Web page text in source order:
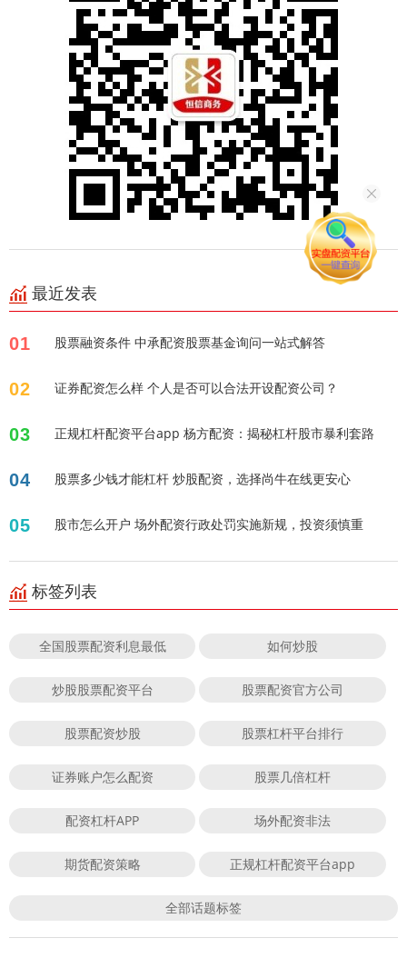
最近发表
01 股票融资条件 中承配资股票基金询问一站式解答
02 证券配资怎么样 个人是否可以合法开设配资公司？
03 正规杠杆配资平台app 杨方配资：揭秘杠杆股市暴利套路
04 股票多少钱才能杠杆 炒股配资，选择尚牛在线更安心
05 股市怎么开户 场外配资行政处罚实施新规，投资须慎重
标签列表
全国股票配资利息最低 如何炒股
炒股股票配资平台 股票配资官方公司
股票配资炒股 股票杠杆平台排行
证券账户怎么配资 股票几倍杠杆
配资杠杆APP 场外配资非法
期货配资策略 正规杠杆配资平台app
全部话题标签